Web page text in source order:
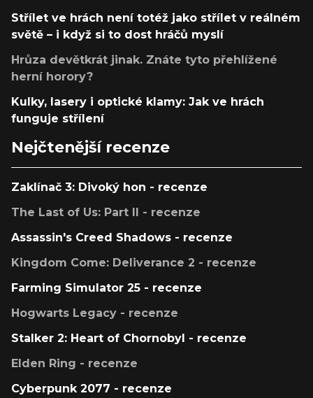
Střílet ve hrách není totéž jako střílet v reálném
světě – i když si to dost hráčů myslí
Hrůza devětkrát jinak. Znáte tyto přehlížené
herní horory?
Kulky, lasery i optické klamy: Jak ve hrách
funguje střílení
Nejčtenější recenze
Zaklínač 3: Divoký hon - recenze
The Last of Us: Part II - recenze
Assassin's Creed Shadows - recenze
Kingdom Come: Deliverance 2 - recenze
Farming Simulator 25 - recenze
Hogwarts Legacy - recenze
Stalker 2: Heart of Chornobyl - recenze
Elden Ring - recenze
Cyberpunk 2077 - recenze